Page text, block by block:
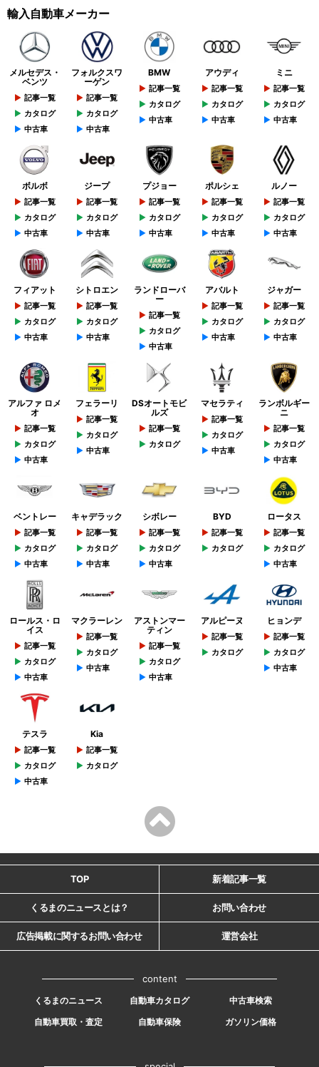
輸入自動車メーカー
メルセデス・
ベンツ
記事一覧
カタログ
中古車
フォルクスワ
ーゲン
記事一覧
カタログ
中古車
BMW
記事一覧
カタログ
中古車
アウディ
記事一覧
カタログ
中古車
ミニ
記事一覧
カタログ
中古車
ボルボ
記事一覧
カタログ
中古車
ジープ
記事一覧
カタログ
中古車
プジョー
記事一覧
カタログ
中古車
ポルシェ
記事一覧
カタログ
中古車
ルノー
記事一覧
カタログ
中古車
フィアット
記事一覧
カタログ
中古車
シトロエン
記事一覧
カタログ
中古車
ランドローバ
ー
記事一覧
カタログ
中古車
アバルト
記事一覧
カタログ
中古車
ジャガー
記事一覧
カタログ
中古車
アルファ ロメ
オ
記事一覧
カタログ
中古車
フェラーリ
記事一覧
カタログ
中古車
DSオートモビ
ルズ
記事一覧
カタログ
マセラティ
記事一覧
カタログ
中古車
ランボルギー
ニ
記事一覧
カタログ
中古車
ベントレー
記事一覧
カタログ
中古車
キャデラック
記事一覧
カタログ
中古車
シボレー
記事一覧
カタログ
中古車
BYD
記事一覧
カタログ
ロータス
記事一覧
カタログ
中古車
ロールス・ロ
イス
記事一覧
カタログ
中古車
マクラーレン
記事一覧
カタログ
中古車
アストンマー
ティン
記事一覧
カタログ
中古車
アルピーヌ
記事一覧
カタログ
ヒョンデ
記事一覧
カタログ
中古車
テスラ
記事一覧
カタログ
中古車
Kia
記事一覧
カタログ
TOP 新着記事一覧
くるまのニュースとは？ お問い合わせ
広告掲載に関するお問い合わせ 運営会社
content
くるまのニュース 自動車カタログ
中古車検索
自動車買取・査定
自動車保険 ガソリン価格